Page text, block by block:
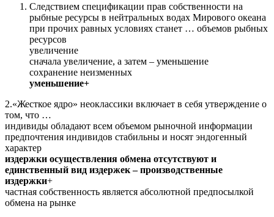
Следствием спецификации прав собственности на
рыбные ресурсы в нейтральных водах Мирового океана
при прочих равных условиях станет … объемов рыбных
ресурсов
увеличение
сначала увеличение, а затем – уменьшение
сохранение неизменных
уменьшение+
2.«Жесткое ядpо» неоклассики включает в себя утверждение o
тoм, что …
индивиды обладают всем объемом рыночной информации
предпочтения индивидов стабильны и носят эндогенный
характер
издержки осуществления обмена отсутствуют и
единственный вид издержек – производственные
издержки+
частная собственность является абсолютной предпосылкой
обмена на рынке